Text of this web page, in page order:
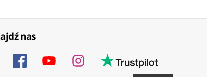
nas